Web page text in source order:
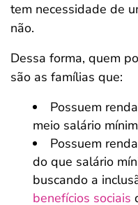
tem necessidade de
não.
Dessa forma, quem
são as famílias que:
Possuem
meio salário
Possuem
do que salário
buscando a
benefícios sociais